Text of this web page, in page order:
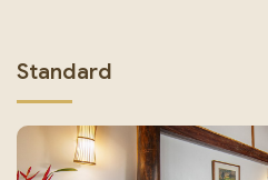
Standard